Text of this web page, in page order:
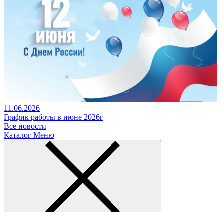
11.06.2026
График работы в июне 2026г
Все новости
Каталог Меню